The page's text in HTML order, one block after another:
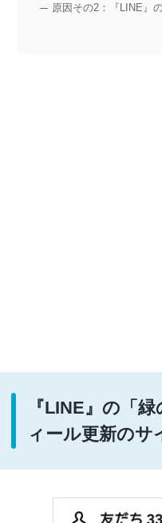
原因その2：『LINE』
『LINE』の「
ィール更新のサ